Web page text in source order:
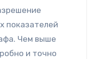
показателей
Чем выше
и точно